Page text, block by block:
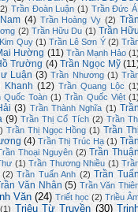
Trần Đoàn Luận (1) Trần Đức
(4) Trần Hoàng Vy (2)
(2) Trần Hữu Du (1) Trần
Quy (1) Trần Lê Sơn Ý (2)
Hường (11) Trần Mạnh Hảo
Trường (4) Trần Ngọc Mỹ
Luận (3) Trần Nhương (1)
Khanh (12) Trần Quang Lộc
Quốc Toàn (1) Trần Quốc Việt
(3) Trần Thành Nghĩa (1)
(9) Trần Thị Cổ Tích (2) Trần
Trần Thị Ngọc Hồng (1) Trần
(4) Trần Thị Trúc Hạ (1)
Thoại Nguyên (2) Trần
(1) Trần Thương Nhiều (1)
(2) Trần Tuấn Anh (2) Trần
Văn Nhân (5) Trần Văn
Văn (24) Triết học (2) Triều
(1) Triệu Từ Truyền (30)